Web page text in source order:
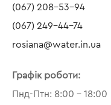
(067) 208-53-94
(067) 249-44-74
rosiana@water.in.ua
Графік роботи:
Пнд-Птн: 8:00 – 18:00